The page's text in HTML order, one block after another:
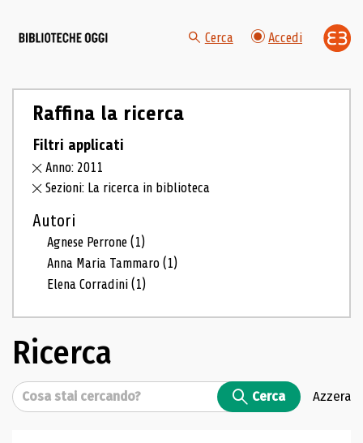
Cerca Accedi
Raffina la ricerca
Filtri applicati
Anno: 2011
Sezioni: La ricerca in biblioteca
Autori
Agnese Perrone(1)
Anna Maria Tammaro(1)
Elena Corradini(1)
Ricerca
Cerca Cerca Azzera